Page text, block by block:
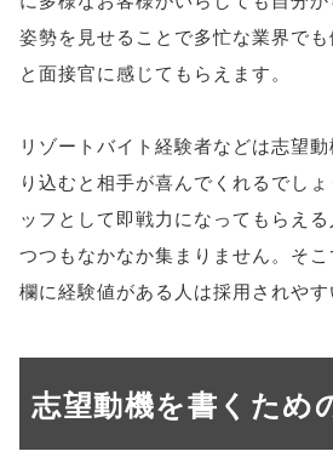
姿勢を見せることで多忙な業界で
と面接官に感じてもらえます。
リゾートバイト経験者などは志望
り込むと相手が喜んでくれるでし
ッフとして即戦力になってもらえ
つつもなかなか集まりません。そ
欄に経験値がある人は採用されやす
志望動機を書くため